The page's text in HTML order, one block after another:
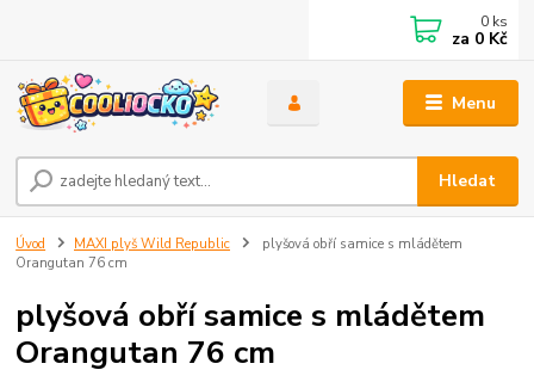
Menu
Hledat
0 ks
za 0 Kč
Úvod MAXI plyš Wild Republic
plyšová obří samice s mládětem
Orangutan 76 cm
plyšová obří samice s mládětem
Orangutan 76 cm